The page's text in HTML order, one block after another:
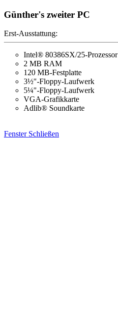
Günther's zweiter PC
Erst-Ausstattung:
Intel® 80386SX/25-Prozessor
2 MB RAM
120 MB-Festplatte
3½"-Floppy-Laufwerk
5¼"-Floppy-Laufwerk
VGA-Grafikkarte
Adlib® Soundkarte
Fenster Schließen